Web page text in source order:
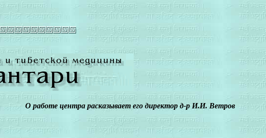
О работе центра расказывает его директор д-р И.И. Ветров